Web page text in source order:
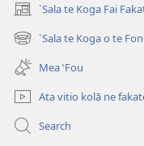
`Sala te Koga Fai
(opens
new
window)
`Sala te Koga o te
(opens
new
window)
Mea ‵Fou
Ata vitio kolā ne
Search